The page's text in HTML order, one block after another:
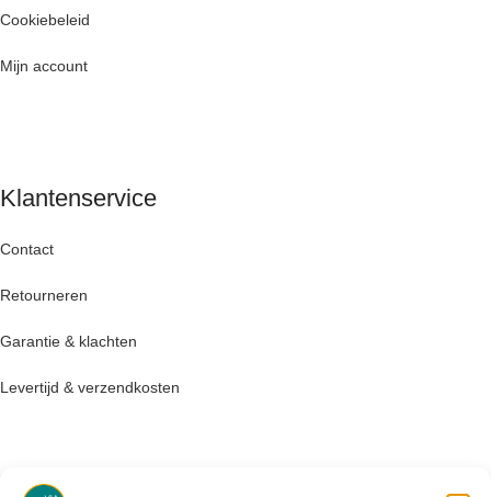
Cookiebeleid
Mijn account
Klantenservice
Contact
Retourneren
Garantie & klachten
Levertijd & verzendkosten